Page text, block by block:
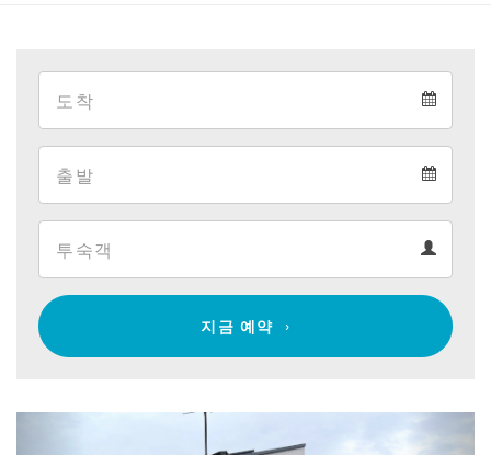
지금 예약